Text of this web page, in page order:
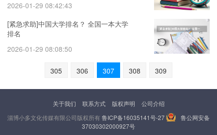
2026-01-29 08:42:43
[紧急求助]中国大学排名？ 全国一本大学
排名
2026-01-29 08:08:50
305 306 307 308 309
关于我们 联系方式 版权声明
公司介绍
淄博小多文化传媒有限公司版权所有鲁ICP备16035141号-27
鲁公网安备
37030302000927号